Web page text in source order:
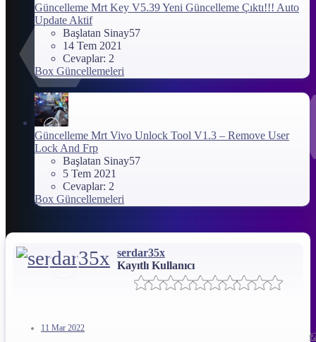
Güncelleme Mrt Key V5.39 Yeni Güncelleme Çıktı!!! Auto
Update Aktif
Başlatan Sinay57
14 Tem 2021
Cevaplar: 2
Box Güncellemeleri
Güncelleme Mrt Vivo Unlock Tool V1.3 – Remove User
Lock And Frp
Başlatan Sinay57
5 Tem 2021
Cevaplar: 2
Box Güncellemeleri
serdar35x
Kayıtlı Kullanıcı
11 Mar 2022